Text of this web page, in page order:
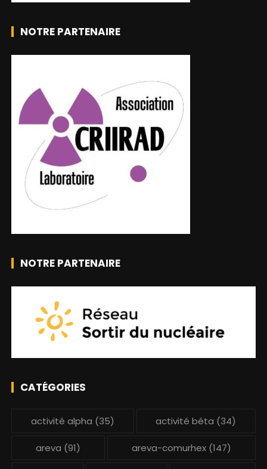
NOTRE PARTENAIRE
NOTRE PARTENAIRE
CATÉGORIES
activité alpha (35) activité béta (34)
areva (91) areva-comurhex(147)